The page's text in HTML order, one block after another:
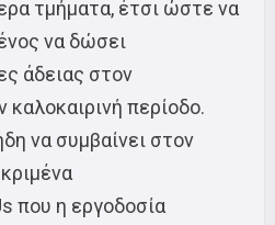
τμήματα, έτσι ώστε να
να δώσει
άδειας στον
καλοκαιρινή περίοδο.
να συμβαίνει στον
που η εργοδοσία